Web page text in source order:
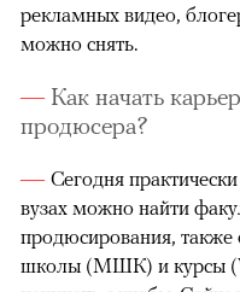
рекламных видео,
можно снять.
Как начать
продюсера?
Сегодня
вузах можно найти
продюсирования, также
школы (МШК) и курсы